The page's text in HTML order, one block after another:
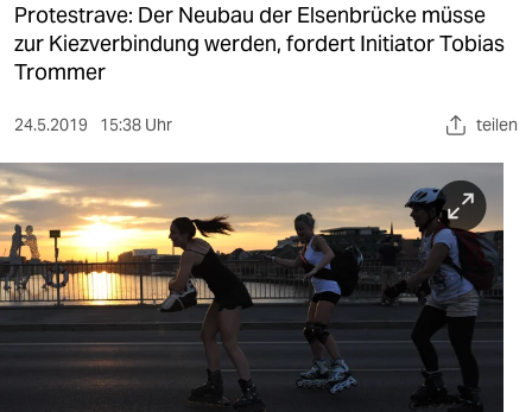
öko
gesellschaft
kultur
sport
berlin
nord
wahrheit
Protestrave: Der Neubau der Elsenbrücke müsse
zur Kiezverbindung werden, fordert Initiator Tobias
Trommer
24.5.2019 15:38 Uhr teilen